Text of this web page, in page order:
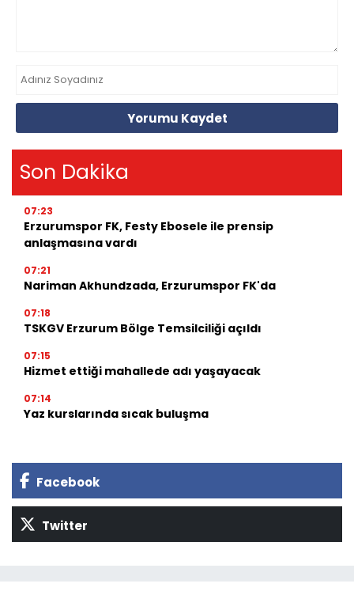
Yorumu Kaydet
Son Dakika
07:23
Erzurumspor FK, Festy Ebosele ile prensip
anlaşmasına vardı
07:21
Nariman Akhundzada, Erzurumspor FK'da
07:18
TSKGV Erzurum Bölge Temsilciliği açıldı
07:15
Hizmet ettiği mahallede adı yaşayacak
07:14
Yaz kurslarında sıcak buluşma
Facebook
Twitter